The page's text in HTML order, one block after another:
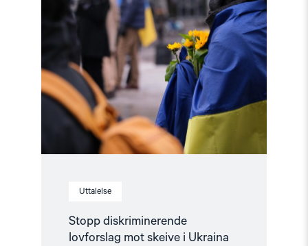
Uttalelse
Stopp diskriminerende
lovforslag mot skeive i Ukraina
"Stopp
diskriminerende
lovforslag
mot
skeive
Ukraina"